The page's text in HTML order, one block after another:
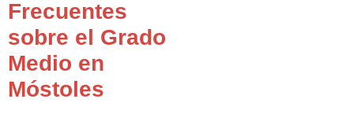
Frecuentes
sobre el Grado
Medio en
Móstoles